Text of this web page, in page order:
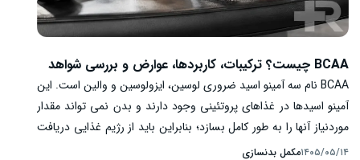
BCAA چیست؟ ترکیبات، کاربردها، عوارض و بررسی شواهد
BCAA نام سه آمینو اسید ضروری لوسین، ایزولوسین و والین است. این
آمینو اسیدها در غذاهای پروتئینی وجود دارند و بدن نمی تواند مقدار
موردنیاز آنها را به طور کامل بسازد؛ بنابراین باید از رژیم غذایی دریافت
شوند. لوسین در پیام رسانی مرتبط با سنتز پروتئین عضله نقش دارد و
۱۴۰۵/۰۵/۱۴مکمل بدنسازی